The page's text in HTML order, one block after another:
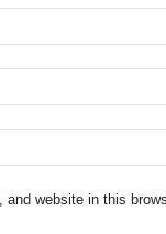
and website in this